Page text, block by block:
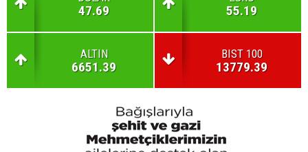
47.69 55.19
ALTIN
6651.39
BIST 100
13779.39